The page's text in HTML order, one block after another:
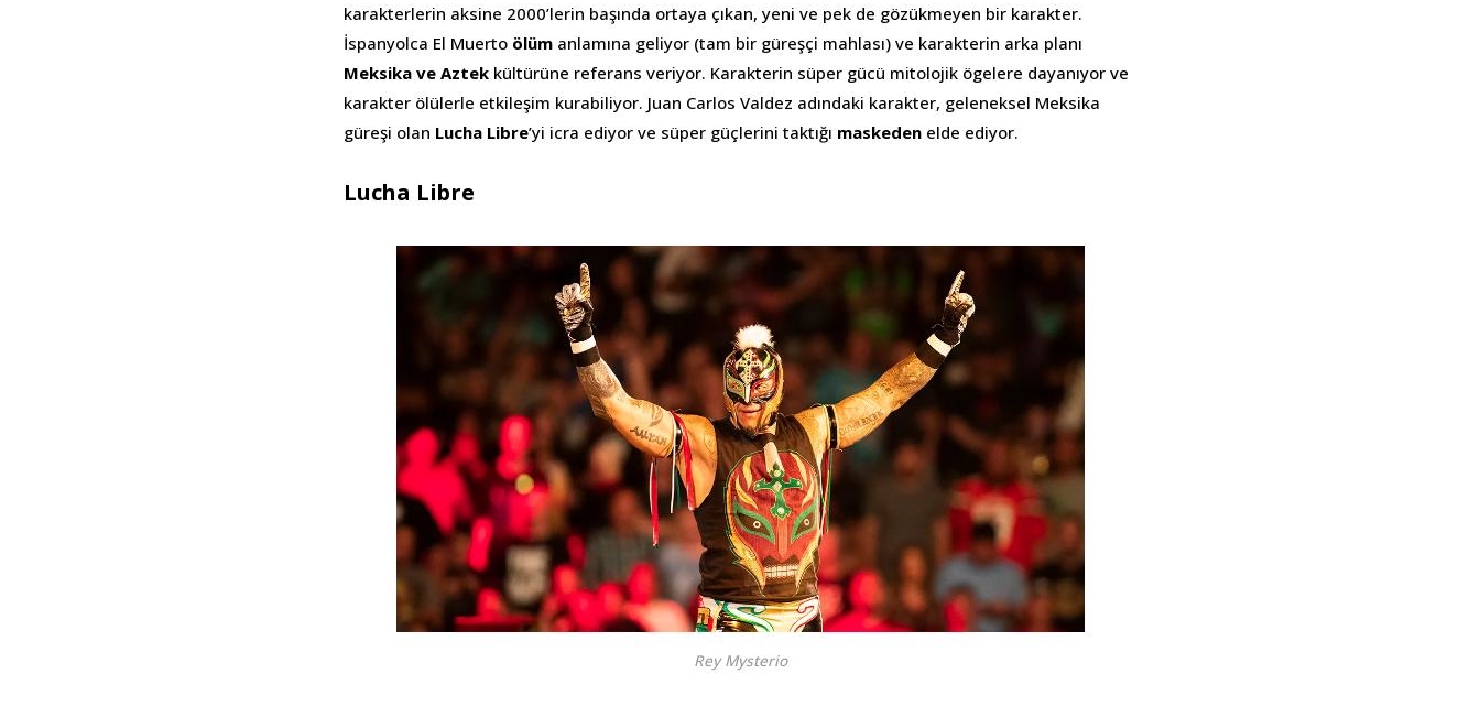
karakterlerin aksine 2000’lerin başında ortaya çıkan, yeni ve pek de gözükmeyen bir karakter.
İspanyolca El Muerto ölüm anlamına geliyor (tam bir güreşçi mahlası) ve karakterin arka planı
Meksika ve Aztek kültürüne referans veriyor. Karakterin süper gücü mitolojik ögelere dayanıyor ve
karakter ölülerle etkileşim kurabiliyor. Juan Carlos Valdez adındaki karakter, geleneksel Meksika
güreşi olan Lucha Libre’yi icra ediyor ve süper güçlerini taktığı maskeden elde ediyor.
Lucha Libre
Rey Mysterio